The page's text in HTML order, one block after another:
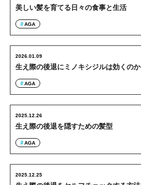
美しい髪を育てる日々の食事と生活
AGA
生え際の後退にミノキシジルは効くのか
2026.01.09
AGA
生え際の後退を隠すための髪型
2025.12.26
AGA
2025.12.25